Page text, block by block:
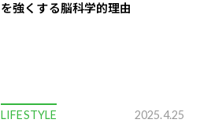
を強くする脳科学的理由
LIFESTYLE 2025.4.25